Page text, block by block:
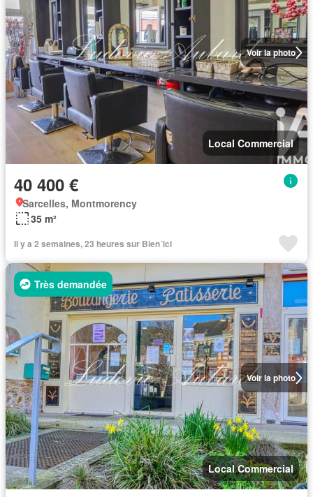
Voir la photo
Local Commercial
40 400 €
Sarcelles, Montmorency
35 m²
Il y a 2 semaines, 23 heures sur Bien´ici
Voir la photo
Très demandée
Local Commercial